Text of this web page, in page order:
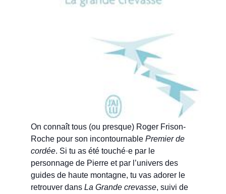
On connaît tous (ou presque) Roger Frison-
Roche pour son incontournablePremier de
cordée. Si tu as été touché·e par le
personnage de Pierre et par l’univers des
guides de haute montagne, tu vas adorer le
retrouver dansLa Grande crevasse, suivi de